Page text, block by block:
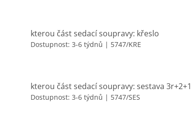
kterou část sedací soupravy: křeslo
Dostupnost: 3-6 týdnů | 5747/KRE
kterou část sedací soupravy: sestava 3r+2+1
Dostupnost: 3-6 týdnů | 5747/SES